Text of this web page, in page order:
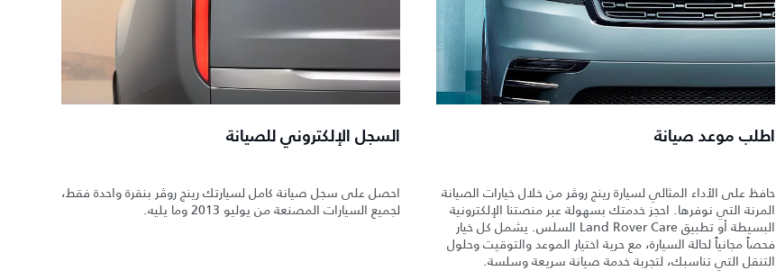
اطلب موعد صيانة
حافظ على الأداء المثالي لسيارة رينج روڤر من خلال خيارات الصيانة
المرنة التي نوفرها. احجز خدمتك بسهولة عبر منصتنا الإلكترونية
البسيطة أو تطبيق Land Rover Care السلس. يشمل كل خيار
فحصاً مجانياً لحالة السيارة، مع حرية اختيار الموعد والتوقيت وحلول
التنقل التي تناسبك، لتجربة خدمة صيانة سريعة وسلسة.
السجل الإلكتروني للصيانة
احصل على سجل صيانة كامل لسيارتك رينج روڤر بنقرة واحدة فقط،
لجميع السيارات المصنعة من يوليو 2013 وما يليه.